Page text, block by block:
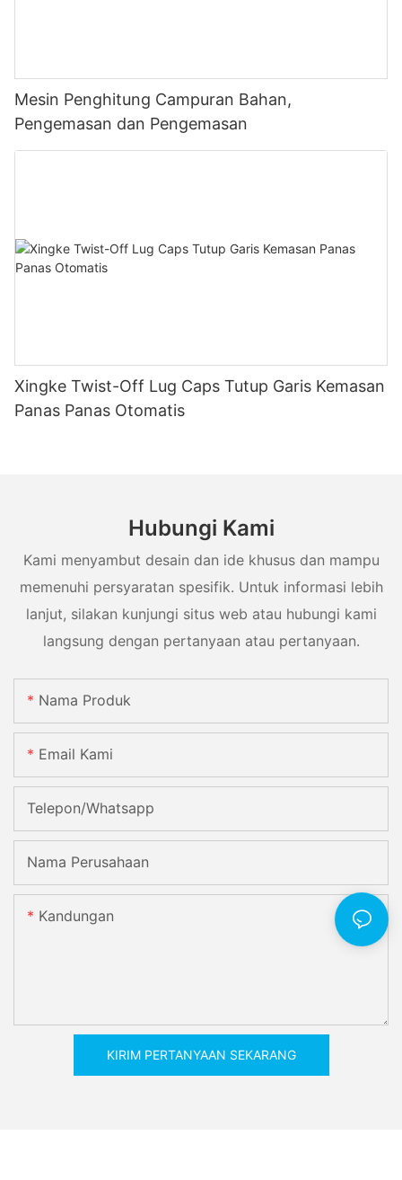
Mesin Penghitung Campuran Bahan,
Pengemasan dan Pengemasan
Xingke Twist-Off Lug Caps Tutup Garis Kemasan
Panas Panas Otomatis
Hubungi Kami
Kami menyambut desain dan ide khusus dan mampu
memenuhi persyaratan spesifik. Untuk informasi lebih
lanjut, silakan kunjungi situs web atau hubungi kami
langsung dengan pertanyaan atau pertanyaan.
Nama Produk
Email Kami
Telepon/whatsapp
Nama Perusahaan
Kandungan
KIRIM PERTANYAAN SEKARANG